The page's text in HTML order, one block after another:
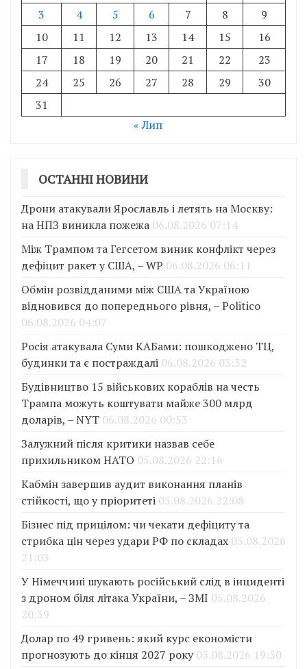
3
4 5 6 7 8
9
10
11 12 13 14 15
16
17
18 19 20 21 22
23
24
25 26 27 28 29
30
31
« Лип
ОСТАННІ НОВИНИ
Дрони атакували Ярославль і летять на Москву:
на НПЗ виникла пожежа 06.08.2026 07:14
Між Трампом та Гегсетом виник конфлікт через
дефіцит ракет у США, – WP 06.08.2026 06:11
Обмін розвідданими між США та Україною
відновився до попереднього рівня, – Politico
06.08.2026 04:07
Росія атакувала Суми КАБами: пошкоджено ТЦ,
будинки та є постраждалі 06.08.2026 03:32
Будівництво 15 військових кораблів на честь
Трампа можуть коштувати майже 300 млрд
доларів, – NYT 06.08.2026 00:53
Залужний після критики назвав себе
прихильником НАТО 05.08.2026 22:16
Кабмін завершив аудит виконання планів
стійкості, що у пріоритеті 05.08.2026 22:08
Бізнес під прицілом: чи чекати дефіциту та
стрибка цін через удари РФ по складах 05.08.2026
21:03
У Німеччині шукають російський слід в інциденті
з дроном біля літака України, – ЗМІ 05.08.2026
20:39
Долар по 49 гривень: який курс економісти
прогнозують до кінця 2027 року 05.08.2026 19:50